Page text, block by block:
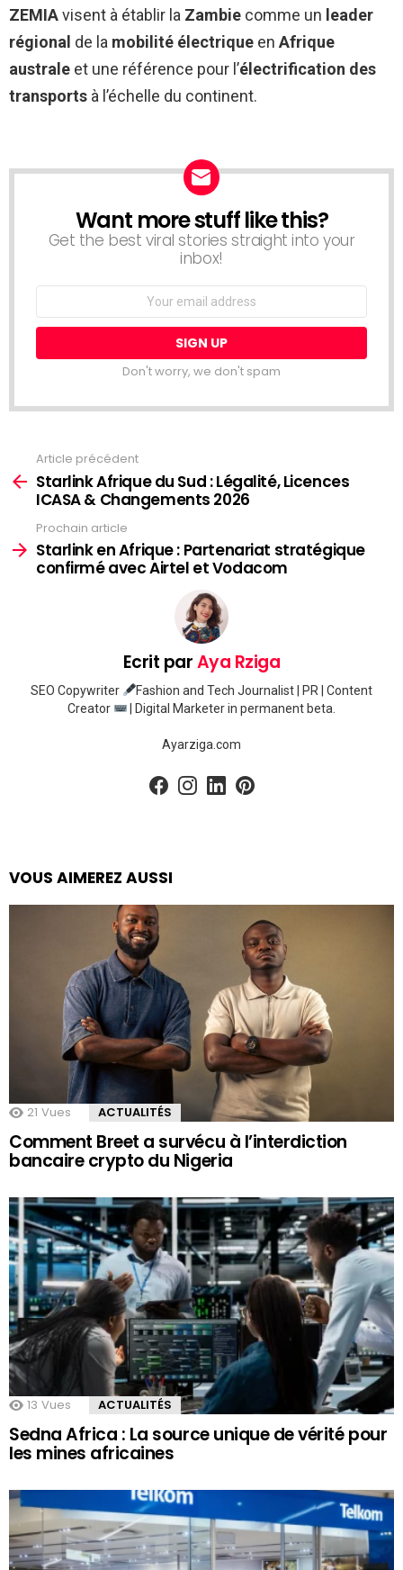
ZEMIAvisent à établir la Zambie comme un leader
régional de la mobilité électrique en Afrique
australe et une référence pour l’électrification des
transports à l’échelle du continent.
NEWSLETTER
Want more stuff like this?
Get the best viral stories straight into your
inbox!
Don't worry, we don't spam
plus
Article précédent
Starlink Afrique du Sud : Légalité, Licences
ICASA & Changements 2026
Prochain article
Starlink en Afrique : Partenariat stratégique
confirmé avec Airtel et Vodacom
Ecrit parAya Rziga
SEO Copywriter
Fashion and Tech Journalist | PR | Content
Creator
| Digital Marketer in permanent beta.
Ayarziga.com
VOUS AIMEREZ AUSSI
21 Vues ACTUALITÉS
Comment Breet a survécu à l’interdiction
bancaire crypto du Nigeria
13 Vues ACTUALITÉS
Sedna Africa : La source unique de vérité pour
les mines africaines